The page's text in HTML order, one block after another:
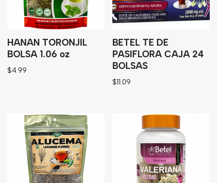
HANAN TORONJIL
BOLSA 1.06 oz
$4.99
BETEL TE DE
PASIFLORA CAJA 24
BOLSAS
$11.09